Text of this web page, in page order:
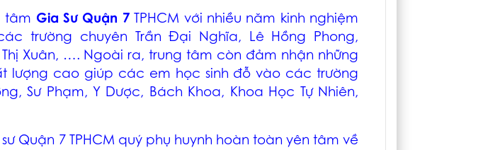
tâm Gia Sư Quận 7 TPHCM với nhiều năm kinh nghiệm
trường chuyên Trần Đại Nghĩa, Lê Hồng Phong,
Thị Xuân, …. Ngoài ra, trung tâm còn đảm nhận những
lượng cao giúp các em học sinh đỗ vào các trường
Sư Phạm, Y Dược, Bách Khoa, Khoa Học Tự Nhiên,
Quận 7 TPHCM quý phụ huynh hoàn toàn yên tâm về